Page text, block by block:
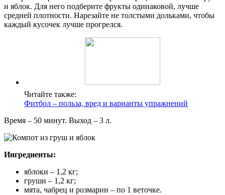
и яблок. Для него подберите фрукты одинаковой, лучше
средней плотности. Нарезайте не толстыми дольками, чтобы
каждый кусочек лучше прогрелся.
Читайте также:
Фитбол – польза, вред и варианты упражнений
Время – 50 минут. Выход – 3 л.
Ингредиенты:
яблоки – 1,2 кг;
груши – 1,2 кг;
мята, чабрец и розмарин – по 1 веточке.